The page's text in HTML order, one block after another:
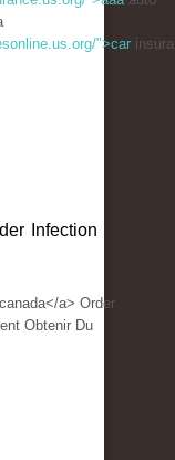
">car
Infection
canada</a> Order
Obtenir Du